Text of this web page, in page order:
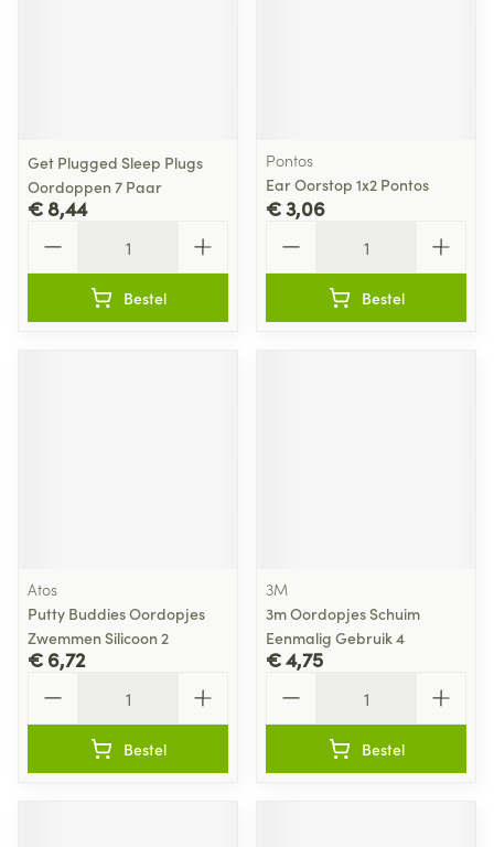
Get Plugged Sleep Plugs
Oordoppen 7 Paar
€ 8,44
Bestel
Pontos
Ear Oorstop 1x2 Pontos
€ 3,06
Bestel
Atos
Putty Buddies Oordopjes
Zwemmen Silicoon 2
€ 6,72
Bestel
3M
3m Oordopjes Schuim
Eenmalig Gebruik 4
€ 4,75
Bestel